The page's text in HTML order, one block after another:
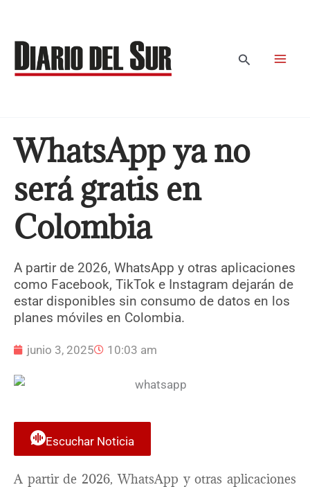
contenido
Buscar
WhatsApp ya no
será gratis en
Colombia
A partir de 2026, WhatsApp y otras aplicaciones
como Facebook, TikTok e Instagram dejarán de
estar disponibles sin consumo de datos en los
planes móviles en Colombia.
junio 3, 2025 10:03 am
Escuchar Noticia
A partir de 2026, WhatsApp y otras aplicaciones